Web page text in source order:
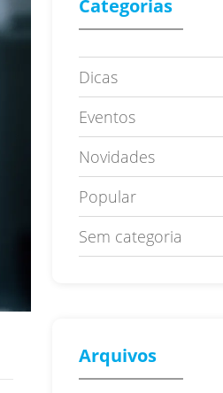
Categorias
Dicas
Eventos
Novidades
Popular
Sem categoria
Arquivos